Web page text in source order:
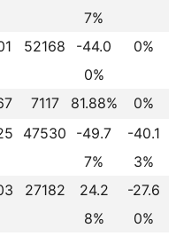
7%
52168
-44.0
0%
0%
7117 81.88%
0%
47530
-49.7
7%
-40.1
3%
27182
24.2
8%
-27.6
0%